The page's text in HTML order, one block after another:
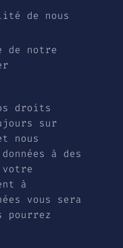
de nous
de notre
droits
sur
nous
à des
à
vous sera
pourrez